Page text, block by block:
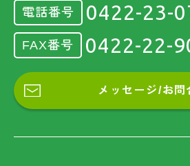
電話番号 0422-23-
FAX番号 0422-22-
メッセージ/お問